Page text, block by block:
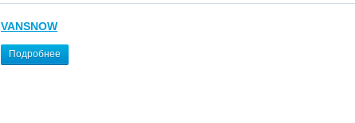
VANSNOW
Подробнее